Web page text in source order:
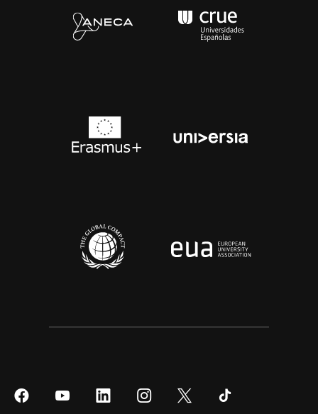
SíguenosSíguenos
SíguenosSíguenos Síguenos